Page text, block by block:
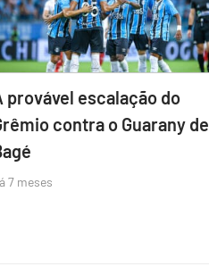
provável escalação do
contra o Guarany de
7 meses